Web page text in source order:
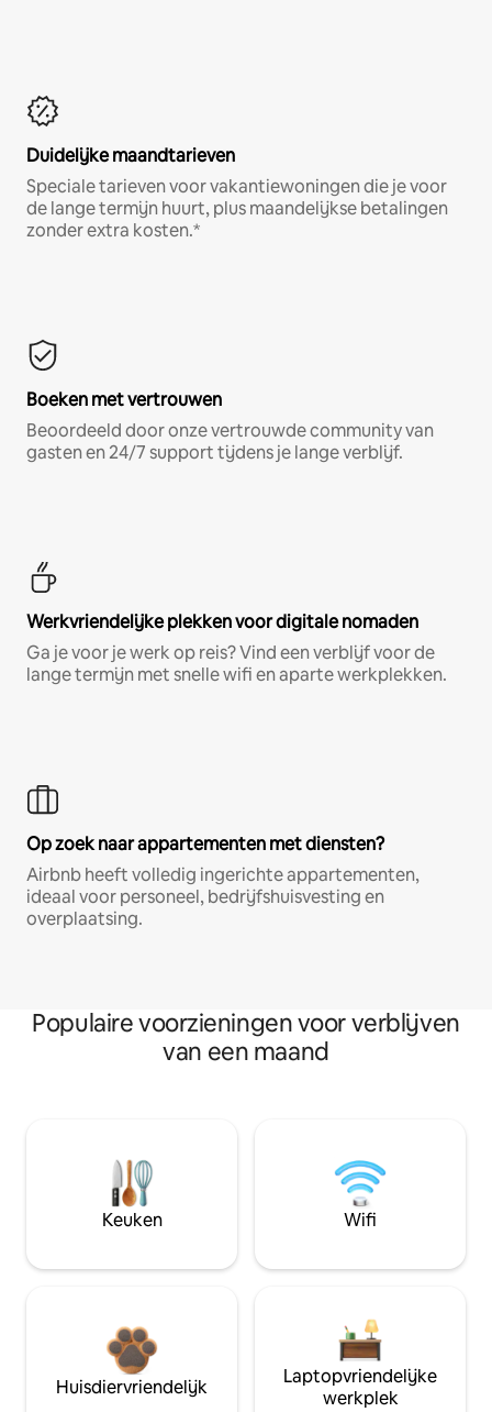
Duidelijke maandtarieven
Speciale tarieven voor vakantiewoningen die je voor
de lange termijn huurt, plus maandelijkse betalingen
zonder extra kosten.*
Boeken met vertrouwen
Beoordeeld door onze vertrouwde community van
gasten en 24/7 support tijdens je lange verblijf.
Werkvriendelijke plekken voor digitale nomaden
Ga je voor je werk op reis? Vind een verblijf voor de
lange termijn met snelle wifi en aparte werkplekken.
Op zoek naar appartementen met diensten?
Airbnb heeft volledig ingerichte appartementen,
ideaal voor personeel, bedrijfshuisvesting en
overplaatsing.
Populaire voorzieningen voor verblijven
van een maand
Keuken Wifi
Huisdiervriendelijk
Laptopvriendelijke
werkplek